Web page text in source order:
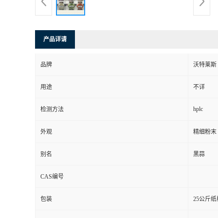
产品详请
品牌 沃特莱斯
用途 不详
检测方法 hplc
外观 精细粉末
别名 黑蒜
CAS编号
包装 25公斤